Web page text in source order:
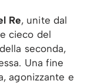
Re, unite dal
cieco del
seconda,
Una fine
agonizzante e